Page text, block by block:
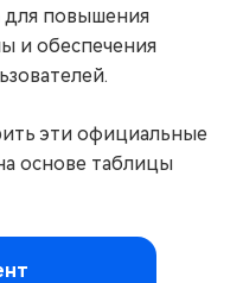
повышения
и обеспечения
эти официальные
основе таблицы